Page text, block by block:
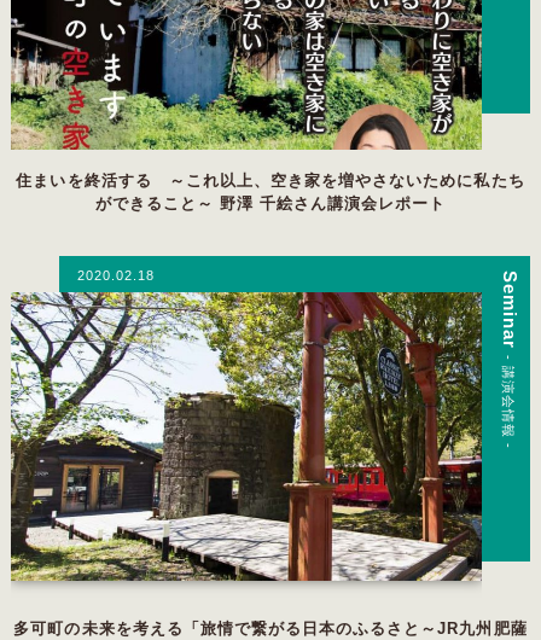
住まいを終活する ～これ以上、空き家を増やさないために私たち
ができること～ 野澤 千絵さん講演会レポート
2020.02.18 Seminar
- 講演会情報 -
多可町の未来を考える「旅情で繋がる日本のふるさと～JR九州肥薩